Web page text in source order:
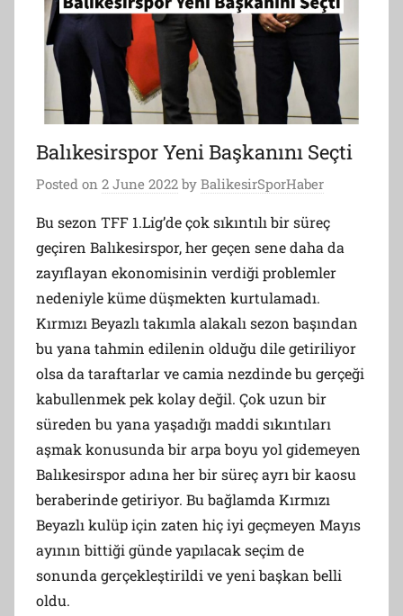
Balıkesirspor Yeni Başkanını Seçti
Posted on 2 June 2022 by BalikesirSporHaber
Bu sezon TFF 1.Lig’de çok sıkıntılı bir süreç
geçiren Balıkesirspor, her geçen sene daha da
zayıflayan ekonomisinin verdiği problemler
nedeniyle küme düşmekten kurtulamadı.
Kırmızı Beyazlı takımla alakalı sezon başından
bu yana tahmin edilenin olduğu dile getiriliyor
olsa da taraftarlar ve camia nezdinde bu gerçeği
kabullenmek pek kolay değil. Çok uzun bir
süreden bu yana yaşadığı maddi sıkıntıları
aşmak konusunda bir arpa boyu yol gidemeyen
Balıkesirspor adına her bir süreç ayrı bir kaosu
beraberinde getiriyor. Bu bağlamda Kırmızı
Beyazlı kulüp için zaten hiç iyi geçmeyen Mayıs
ayının bittiği günde yapılacak seçim de
sonunda gerçekleştirildi ve yeni başkan belli
oldu.